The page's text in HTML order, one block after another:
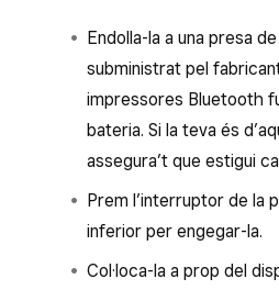
impressora.
Selecciona la
segueix les
TocaDesa.
Endolla-la a una presa
subministrat pel
impressores Bluetooth
bateria. Si la teva és
assegura’t que estigui
Prem l’interruptor de la
inferior per engegar-la.
Col·loca-la a prop del